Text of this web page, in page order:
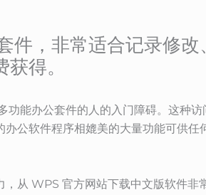
件，非常适合记录修
得。
能办公套件的人的入门障碍。这种
公软件程序相媲美的大量功能可供任
从 WPS 官方网站下载中文版软件非